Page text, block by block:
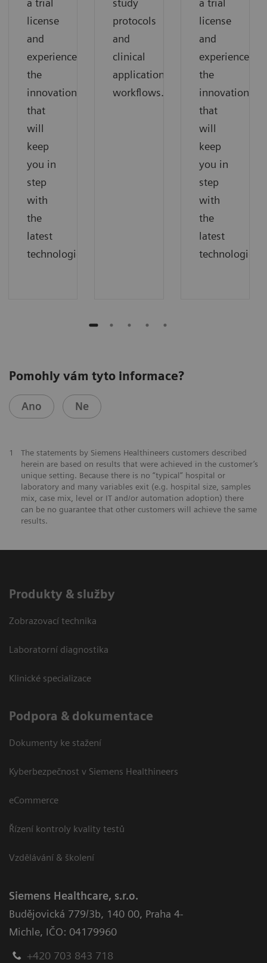
a trial
license
and
experience
the
innovations
that
will
keep
you in
step
with
the
latest
technologies.
study
protocols
and
clinical
application
workflows.
a trial
license
and
experience
the
innovations
that
will
keep
you in
step
with
the
latest
technologies.
Pomohly vám tyto informace?
Ano Ne
1
The statements by Siemens Healthineers customers described
herein are based on results that were achieved in the customer’s
unique setting. Because there is no “typical” hospital or
laboratory and many variables exit (e.g. hospital size, samples
mix, case mix, level or IT and/or automation adoption) there
can be no guarantee that other customers will achieve the same
results.
Produkty & služby
Zobrazovací technika
Laboratorní diagnostika
Klinické specializace
Podpora & dokumentace
Dokumenty ke stažení
Kyberbezpečnost v Siemens Healthineers
eCommerce
Řízení kontroly kvality testů
Vzdělávání & školení
Siemens Healthcare, s.r.o.
Budějovická 779/3b, 140 00, Praha 4-
Michle, IČO: 04179960
+420 703 843 718